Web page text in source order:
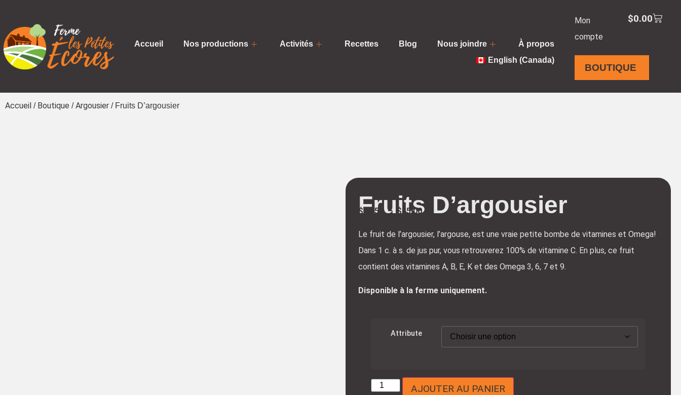
Accueil Nos productions Activités Recettes Blog Nous joindre
À propos
English (Canada)
Mon
compte
$0.00
BOUTIQUE
Accueil / Boutique /Argousier / Fruits D’argousier
Fruits D’argousier
$ 14.50 – $45.00
Le fruit de l’argousier, l’argouse, est une vraie petite bombe de vitamines et Omega!
Dans 1 c. à s. de jus pur, vous retrouverez 100% de vitamine C. En plus, ce fruit
contient des vitamines A, B, E, K et des Omega 3, 6, 7 et 9.
Disponible à la ferme uniquement.
Attribute
AJOUTER AU PANIER